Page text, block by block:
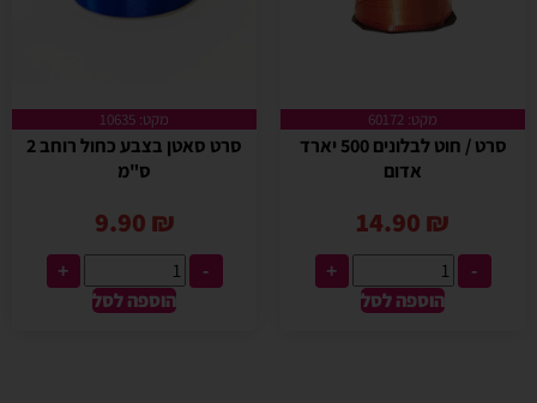
מקט: 60172
סרט / חוט לבלונים 500 יארד
אדום
14.90 ₪
-
+
הוספה לסל
מקט: 10635
סרט סאטן בצבע כחול רוחב 2
ס"מ
9.90 ₪
-
+
הוספה לסל